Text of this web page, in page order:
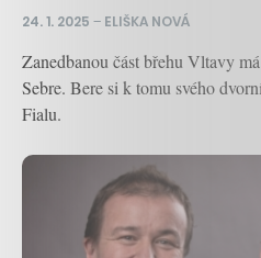
24. 1. 2025 – ELIŠKA NOVÁ
Zanedbanou část břehu Vltavy
Sebre. Bere si k tomu svého
Fialu.